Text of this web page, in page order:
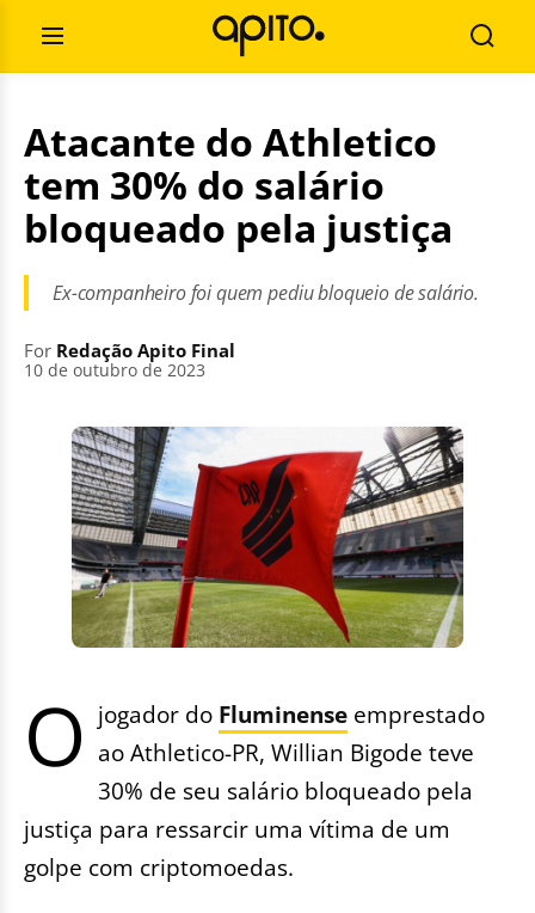
contentOpen
Menu
for:
Atacante do Athletico
tem 30% do salário
bloqueado pela justiça
Ex-companheiro foi quem pediu bloqueio de salário.
For Redação Apito Final
10 de outubro de 2023
O jogador do Fluminense emprestado
ao Athletico-PR, Willian Bigode teve
30% de seu salário bloqueado pela
justiça para ressarcir uma vítima de um
golpe com criptomoedas.